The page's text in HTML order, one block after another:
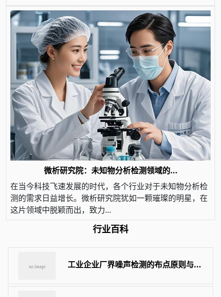
微析研究院：未知物分析检测领域的...
在当今科技飞速发展的时代，各个行业对于未知物分析检
测的需求日益增长。微析研究院犹如一颗璀璨的明星，在
这片领域中脱颖而出，致力...
行业百科
工业企业厂界噪声检测的布点原则与...